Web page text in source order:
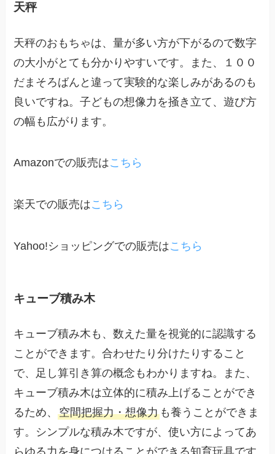
天秤
天秤のおもちゃは、量が多い方が下がるので数字
の大小がとても分かりやすいです。また、１００
だまそろばんと違って実験的な楽しみがあるのも
良いですね。子どもの想像力を掻き立て、遊び方
の幅も広がります。
Amazonでの販売はこちら
楽天での販売はこちら
Yahoo!ショッピングでの販売はこちら
キューブ積み木
キューブ積み木も、数えた量を視覚的に認識する
ことができます。合わせたり分けたりすること
で、足し算引き算の概念もわかりますね。また、
キューブ積み木は立体的に積み上げることができ
るため、空間把握力・想像力 も養うことができま
す。シンプルな積み木ですが、使い方によってあ
らゆる力を身につけることができる知育玩具です